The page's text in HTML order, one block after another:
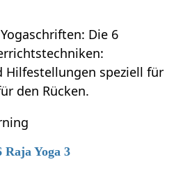
Die 6
Hilfestellungen speziell für
den Rücken.
Raja Yoga 3